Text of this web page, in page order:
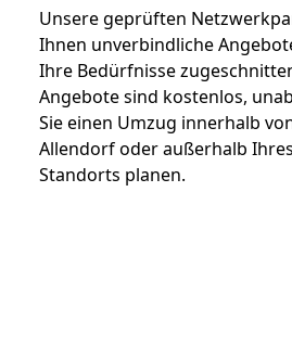
Unsere geprüften
Ihnen unverbindliche
Ihre Bedürfnisse
Angebote sind kostenlos,
Sie einen Umzug innerhalb
Allendorf oder außerhalb
Standorts planen.